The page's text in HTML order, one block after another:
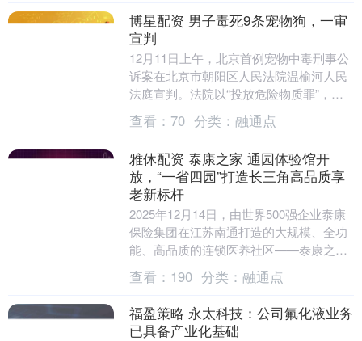
博星配资 男子毒死9条宠物狗，一审
宣判
12月11日上午，北京首例宠物中毒刑事公
诉案在北京市朝阳区人民法院温榆河人民
法庭宣判。法院以“投放危险物质罪”，判
处被告人张某某有期徒刑四年。被告人当
庭提出上诉....
查看： 70 分类： 融通点
雅休配资 泰康之家 通园体验馆开
放，“一省四园”打造长三角高品质享
老新标杆
2025年12月14日，由世界500强企业泰康
保险集团在江苏南通打造的大规模、全功
能、高品质的连锁医养社区——泰康之家
通园体验馆正式开放！泰康之家 通园体验
馆....
查看： 190 分类： 融通点
福盈策略 永太科技：公司氟化液业务
已具备产业化基础